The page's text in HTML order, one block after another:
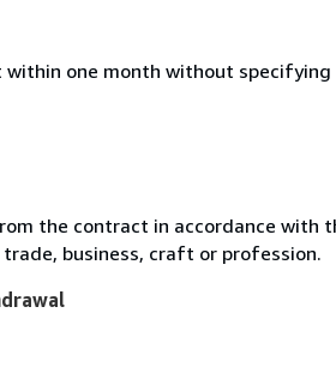
one month without specifying
the contract in accordance with
business, craft or profession.